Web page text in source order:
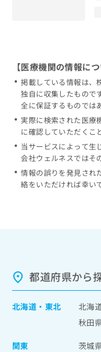
【医療機関の情報につ
掲載している情報は、
独自に収集したもので
全に保証するものでは
実際に検索された医療
に確認していただくこ
当サービスによって生
会社ウェルネスではそ
情報の誤りを発見され
絡をいただければ幸い
都道府県から
北海道 ・ 東北 北海
秋田
関東
茨城